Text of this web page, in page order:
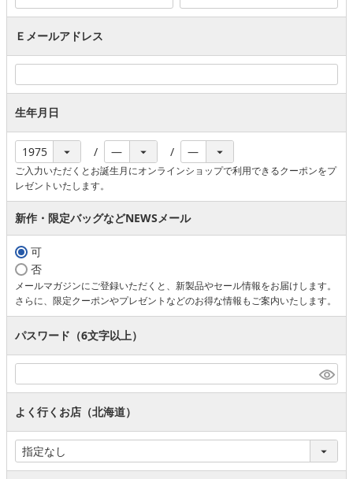
Ｅメールアドレス
生年月日
ご入力いただくとお誕生月にオンラインショップで利用できるクーポンをプ
レゼントいたします。
新作・限定バッグなどNEWSメール
可
否
メールマガジンにご登録いただくと、新製品やセール情報をお届けします。
さらに、限定クーポンやプレゼントなどのお得な情報もご案内いたします。
パスワード（6文字以上）
よく行くお店（北海道）